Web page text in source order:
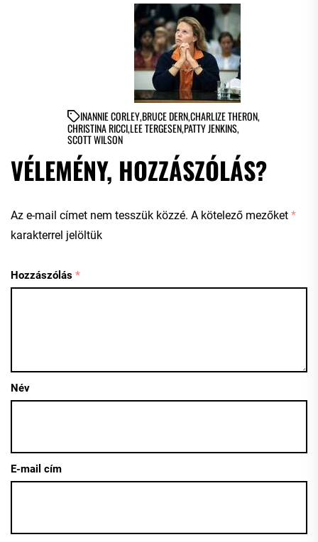
INANNIE CORLEY,BRUCE DERN,CHARLIZE THERON,
CHRISTINA RICCI,LEE TERGESEN,PATTY JENKINS,
SCOTT WILSON
VÉLEMÉNY, HOZZÁSZÓLÁS?
Az e-mail címet nem tesszük közzé. A kötelező mezőket *
karakterrel jelöltük
Hozzászólás *
Név
E-mail cím